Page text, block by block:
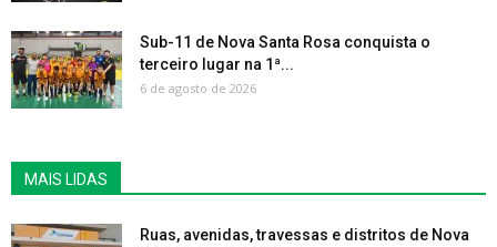
Sub-11 de Nova Santa Rosa conquista o
terceiro lugar na 1ª...
6 de agosto de 2026
MAIS LIDAS
Ruas, avenidas, travessas e distritos de Nova